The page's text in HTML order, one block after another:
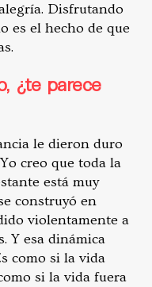
Disfrutando
es el hecho de que
¿te parece
le dieron duro
creo que toda la
está muy
construyó en
violentamente a
Y esa dinámica
como si la vida
si la vida fuera